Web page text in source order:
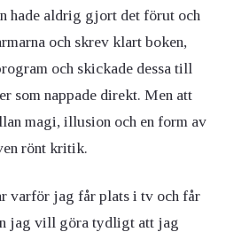
hade aldrig gjort det förut och
och skrev klart boken,
och skickade dessa till
som nappade direkt. Men att
magi, illusion och en form av
rönt kritik.
varför jag får plats i tv och får
jag vill göra tydligt att jag